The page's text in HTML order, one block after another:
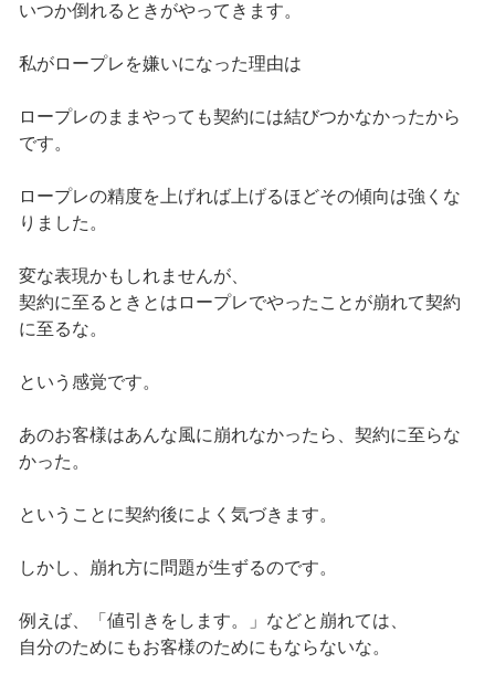
いつか倒れるときがやってきます。
私がロープレを嫌いになった理由は
ロープレのままやっても契約には結びつかなかったから
です。
ロープレの精度を上げれば上げるほどその傾向は強くな
りました。
変な表現かもしれませんが、
契約に至るときとはロープレでやったことが崩れて契約
に至るな。
という感覚です。
あのお客様はあんな風に崩れなかったら、契約に至らな
かった。
ということに契約後によく気づきます。
しかし、崩れ方に問題が生ずるのです。
例えば、「値引きをします。」などと崩れては、
自分のためにもお客様のためにもならないな。